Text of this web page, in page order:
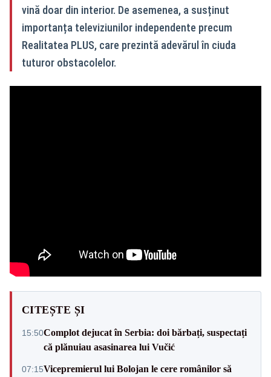
vină doar din interior. De asemenea, a susținut
importanța televiziunilor independente precum
Realitatea PLUS, care prezintă adevărul în ciuda
tuturor obstacolelor.
CITEȘTE ȘI
15:50Complot dejucat în Serbia: doi bărbați, suspectați
că plănuiau asasinarea lui Vučić
07:15Vicepremierul lui Bolojan le cere românilor să